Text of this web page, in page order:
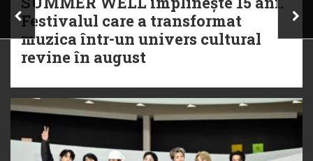
Festivalul care a transformat
muzica într-un univers cultural
revine în august